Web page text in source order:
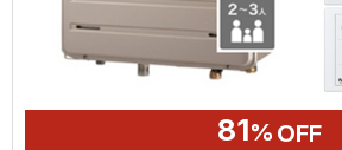
81% OFF